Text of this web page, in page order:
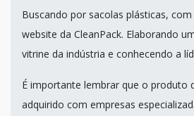
Buscando por sacolas plásticas,
website da CleanPack. Elaborando
vitrine da indústria e conhecendo a
É importante lembrar que o produto
adquirido com empresas